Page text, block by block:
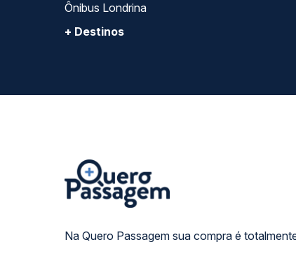
Ônibus Londrina
+ Destinos
Na Quero Passagem sua compra é